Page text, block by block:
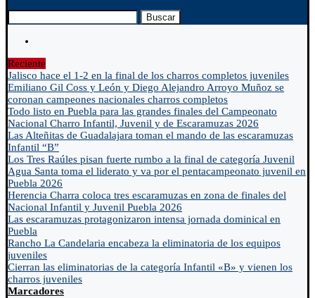
Buscar
Reciente
Jalisco hace el 1-2 en la final de los charros completos juveniles
Emiliano Gil Coss y León y Diego Alejandro Arroyo Muñoz se
coronan campeones nacionales charros completos
Todo listo en Puebla para las grandes finales del Campeonato
Nacional Charro Infantil, Juvenil y de Escaramuzas 2026
Las Alteñitas de Guadalajara toman el mando de las escaramuzas
Infantil “B”
Los Tres Raúles pisan fuerte rumbo a la final de categoría Juvenil
Agua Santa toma el liderato y va por el pentacampeonato juvenil en
Puebla 2026
Herencia Charra coloca tres escaramuzas en zona de finales del
Nacional Infantil y Juvenil Puebla 2026
Las escaramuzas protagonizaron intensa jornada dominical en
Puebla
Rancho La Candelaria encabeza la eliminatoria de los equipos
juveniles
Cierran las eliminatorias de la categoría Infantil «B» y vienen los
charros juveniles
Marcadores